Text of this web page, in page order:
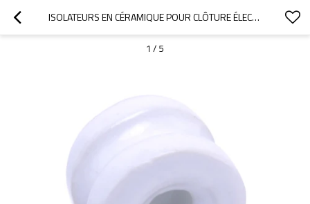
ISOLATEURS EN CÉRAMIQUE POUR CLÔTURE ÉLECTRIQUE
1 / 5